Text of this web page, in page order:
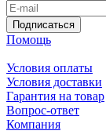
Подписаться
Помощь
Условия оплаты
Условия доставки
Гарантия на товар
Вопрос-ответ
Компания